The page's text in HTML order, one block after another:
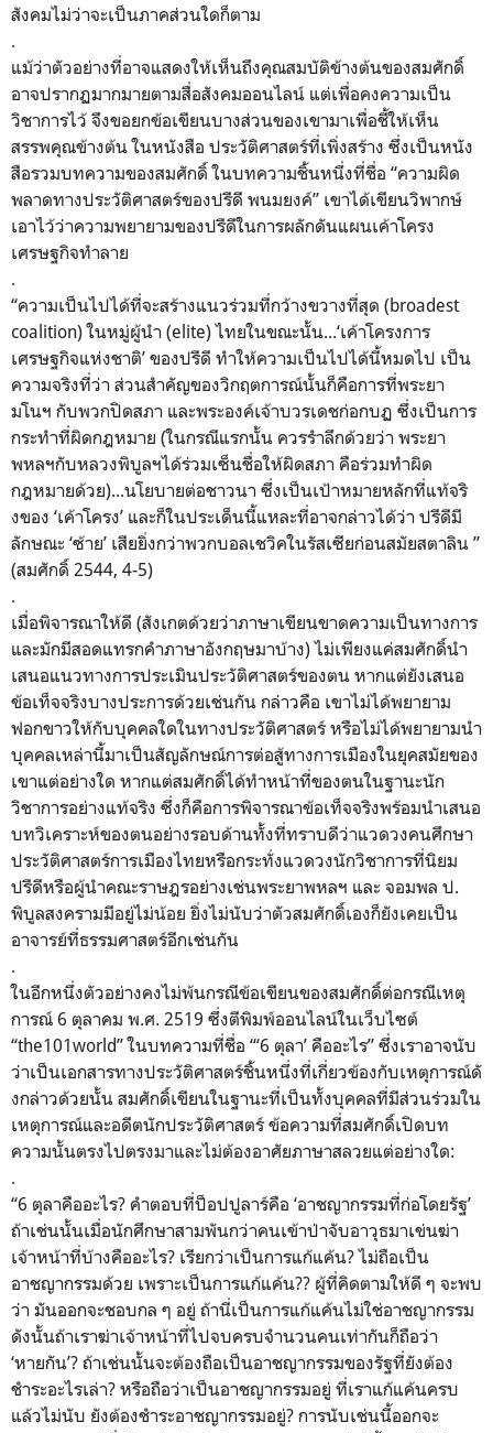
สังคมไม่ว่าจะเป็นภาคส่วนใดก็ตาม
.
แม้ว่าตัวอย่างที่อาจแสดงให้เห็นถึงคุณสมบัติข้างต้นของสมศักดิ์
อาจปรากฏมากมายตามสื่อสังคมออนไลน์ แต่เพื่อคงความเป็น
วิชาการไว้ จึงขอยกข้อเขียนบางส่วนของเขามาเพื่อชี้ให้เห็น
สรรพคุณข้างต้น ในหนังสือ ประวัติศาสตร์ที่เพิ่งสร้าง ซึ่งเป็นหนัง
สือรวมบทความของสมศักดิ์ ในบทความชิ้นหนึ่งที่ชื่อ “ความผิด
พลาดทางประวัติศาสตร์ของปรีดี พนมยงค์” เขาได้เขียนวิพากษ์
เอาไว้ว่าความพยายามของปรีดีในการผลักดันแผนเค้าโครง
เศรษฐกิจทำลาย
.
“ความเป็นไปได้ที่จะสร้างแนวร่วมที่กว้างขวางที่สุด (broadest
coalition) ในหมู่ผู้นำ (elite) ไทยในขณะนั้น...‘เค้าโครงการ
เศรษฐกิจแห่งชาติ’ ของปรีดี ทำให้ความเป็นไปได้นี้หมดไป เป็น
ความจริงที่ว่า ส่วนสำคัญของวิกฤตการณ์นั้นก็คือการที่พระยา
มโนฯ กับพวกปิดสภา และพระองค์เจ้าบวรเดชก่อกบฏ ซึ่งเป็นการ
กระทำที่ผิดกฎหมาย (ในกรณีแรกนั้น ควรรำลึกด้วยว่า พระยา
พหลฯกับหลวงพิบูลฯได้ร่วมเซ็นชื่อให้ผิดสภา คือร่วมทำผิด
กฎหมายด้วย)...นโยบายต่อชาวนา ซึ่งเป็นเป้าหมายหลักที่แท้จริ
งของ ‘เค้าโครง’ และก็ในประเด็นนี้แหละที่อาจกล่าวได้ว่า ปรีดีมี
ลักษณะ ‘ซ้าย’ เสียยิ่งกว่าพวกบอลเชวิคในรัสเซียก่อนสมัยสตาลิน ”
(สมศักดิ์ 2544, 4-5)
.
เมื่อพิจารณาให้ดี (สังเกตด้วยว่าภาษาเขียนขาดความเป็นทางการ
และมักมีสอดแทรกคำภาษาอังกฤษมาบ้าง) ไม่เพียงแค่สมศักดิ์นำ
เสนอแนวทางการประเมินประวัติศาสตร์ของตน หากแต่ยังเสนอ
ข้อเท็จจริงบางประการด้วยเช่นกัน กล่าวคือ เขาไม่ได้พยายาม
ฟอกขาวให้กับบุคคลใดในทางประวัติศาสตร์ หรือไม่ได้พยายามนำ
บุคคลเหล่านี้มาเป็นสัญลักษณ์การต่อสู้ทางการเมืองในยุคสมัยของ
เขาแต่อย่างใด หากแต่สมศักดิ์ได้ทำหน้าที่ของตนในฐานะนัก
วิชาการอย่างแท้จริง ซึ่งก็คือการพิจารณาข้อเท็จจริงพร้อมนำเสนอ
บทวิเคราะห์ของตนอย่างรอบด้านทั้งที่ทราบดีว่าแวดวงคนศึกษา
ประวัติศาสตร์การเมืองไทยหรือกระทั่งแวดวงนักวิชาการที่นิยม
ปรีดีหรือผู้นำคณะราษฎรอย่างเช่นพระยาพหลฯ และ จอมพล ป.
พิบูลสงครามมีอยู่ไม่น้อย ยิ่งไม่นับว่าตัวสมศักดิ์เองก็ยังเคยเป็น
อาจารย์ที่ธรรมศาสตร์อีกเช่นกัน
.
ในอีกหนึ่งตัวอย่างคงไม่พ้นกรณีข้อเขียนของสมศักดิ์ต่อกรณีเหตุ
การณ์ 6 ตุลาคม พ.ศ. 2519 ซึ่งตีพิมพ์ออนไลน์ในเว็บไซต์
“the101world” ในบทความที่ชื่อ “‘6 ตุลา’ คืออะไร” ซึ่งเราอาจนับ
ว่าเป็นเอกสารทางประวัติศาสตร์ชิ้นหนึ่งที่เกี่ยวข้องกับเหตุการณ์ดั
งกล่าวด้วยนั้น สมศักดิ์เขียนในฐานะที่เป็นทั้งบุคคลที่มีส่วนร่วมใน
เหตุการณ์และอดีตนักประวัติศาสตร์ ข้อความที่สมศักดิ์เปิดบท
ความนั้นตรงไปตรงมาและไม่ต้องอาศัยภาษาสลวยแต่อย่างใด:
.
“6 ตุลาคืออะไร? คำตอบที่ป็อปปูลาร์คือ ‘อาชญากรรมที่ก่อโดยรัฐ’
ถ้าเช่นนั้นเมื่อนักศึกษาสามพันกว่าคนเข้าป่าจับอาวุธมาเข่นฆ่า
เจ้าหน้าที่บ้างคืออะไร? เรียกว่าเป็นการแก้แค้น? ไม่ถือเป็น
อาชญากรรมด้วย เพราะเป็นการแก้แค้น?? ผู้ที่คิดตามให้ดี ๆ จะพบ
ว่า มันออกจะชอบกล ๆ อยู่ ถ้านี่เป็นการแก้แค้นไม่ใช่อาชญากรรม
ดังนั้นถ้าเราฆ่าเจ้าหน้าที่ไปจบครบจำนวนคนเท่ากันก็ถือว่า
‘หายกัน’? ถ้าเช่นนั้นจะต้องถือเป็นอาชญากรรมของรัฐที่ยังต้อง
ชำระอะไรเล่า? หรือถือว่าเป็นอาชญากรรมอยู่ ที่เราแก้แค้นครบ
แล้วไม่นับ ยังต้องชำระอาชญากรรมอยู่? การนับเช่นนี้ออกจะ